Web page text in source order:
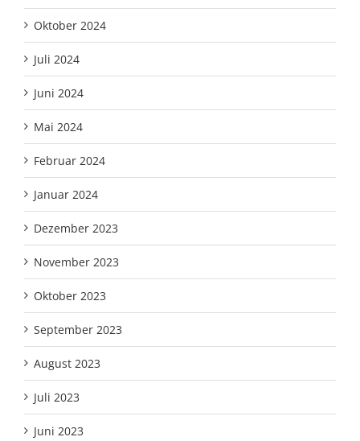
Oktober 2024
Juli 2024
Juni 2024
Mai 2024
Februar 2024
Januar 2024
Dezember 2023
November 2023
Oktober 2023
September 2023
August 2023
Juli 2023
Juni 2023